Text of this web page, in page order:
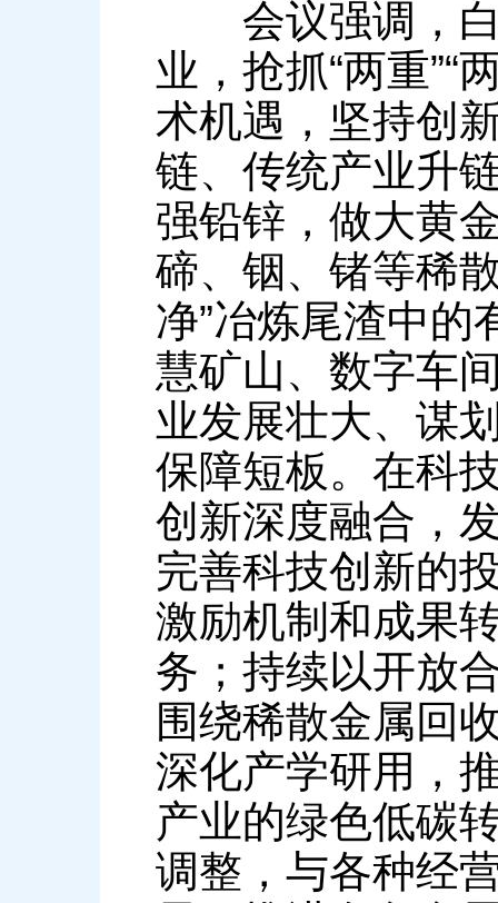
会议强调，白
业，抢抓“两重”“
术机遇，坚持创
链、传统产业升
强铅锌，做大黄
碲、铟、锗等稀
净”冶炼尾渣中的
慧矿山、数字车
业发展壮大、谋
保障短板。在科
创新深度融合，
完善科技创新的
激励机制和成果
务；持续以开放
围绕稀散金属回
深化产学研用，
产业的绿色低碳
调整，与各种经